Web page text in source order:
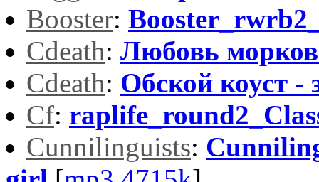
Booster:
Cdeath: Любовь
Cdeath: Обской коуст -
Cf:
Cunnilinguists: